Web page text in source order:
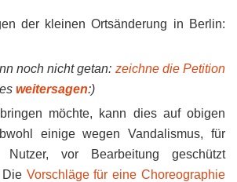
der kleinen Ortsänderung in Berlin:
noch nicht getan: zeichne die Petition
weitersagen:)
möchte, kann dies auf obigen
einige wegen Vandalismus, für
Nutzer, vor Bearbeitung geschützt
Die Vorschläge für eine Choreographie